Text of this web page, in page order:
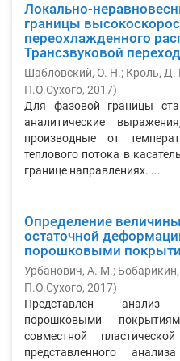
Локально-
границы
переохлажденного
Трансзвуковой
Шабловский, О. Н.; Кроль, Д.
П.О.Сухого, 2017)
Для фазовой границы
аналитические
производные от
теплового потока в
границе направлениях. ...
Определение
остаточной
порошковыми
Урбанович, А. М.;
П.О.Сухого, 2017)
Представлен анализ
порошковыми
совместной
представленного